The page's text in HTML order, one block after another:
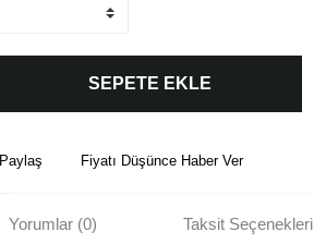
SEPETE EKLE
Paylaş Fiyatı Düşünce Haber Ver
Yorumlar (0) Taksit Seçenekleri